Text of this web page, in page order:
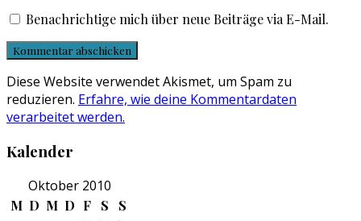
Benachrichtige mich über neue Beiträge via E-Mail.
Diese Website verwendet Akismet, um Spam zu
reduzieren. Erfahre, wie deine Kommentardaten
verarbeitet werden.
Kalender
Oktober 2010
M D M D F S S